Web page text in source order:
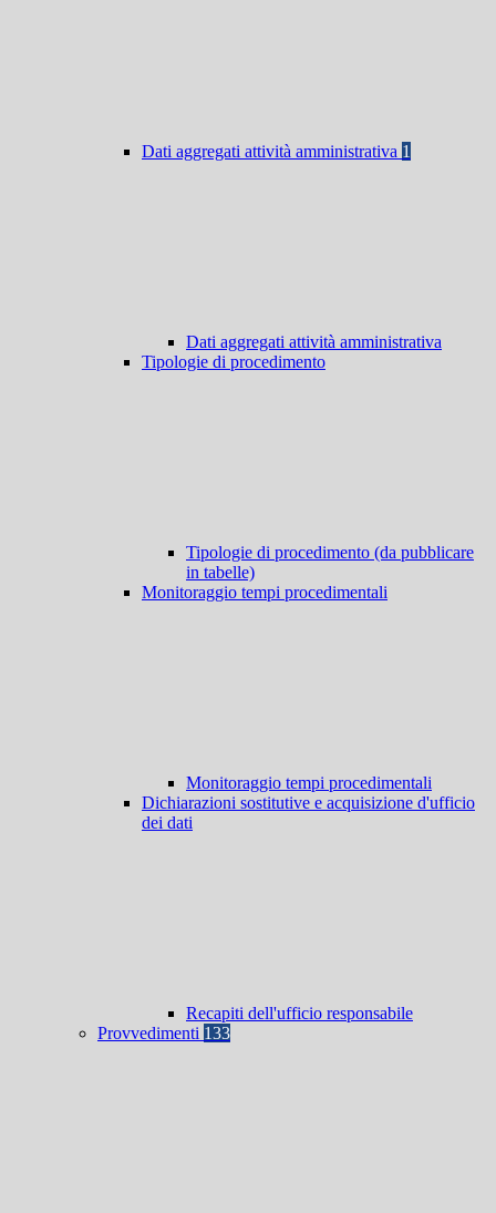
Dati aggregati attività amministrativa 1
Dati aggregati attività amministrativa
Tipologie di procedimento
Tipologie di procedimento (da pubblicare
in tabelle)
Monitoraggio tempi procedimentali
Monitoraggio tempi procedimentali
Dichiarazioni sostitutive e acquisizione d'ufficio
dei dati
Recapiti dell'ufficio responsabile
Provvedimenti 133